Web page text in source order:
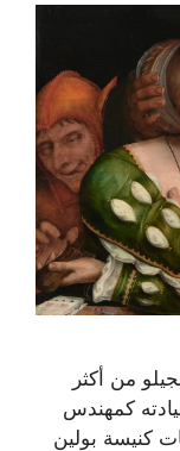
من أكثر
كمهندس
كنيسة بولين